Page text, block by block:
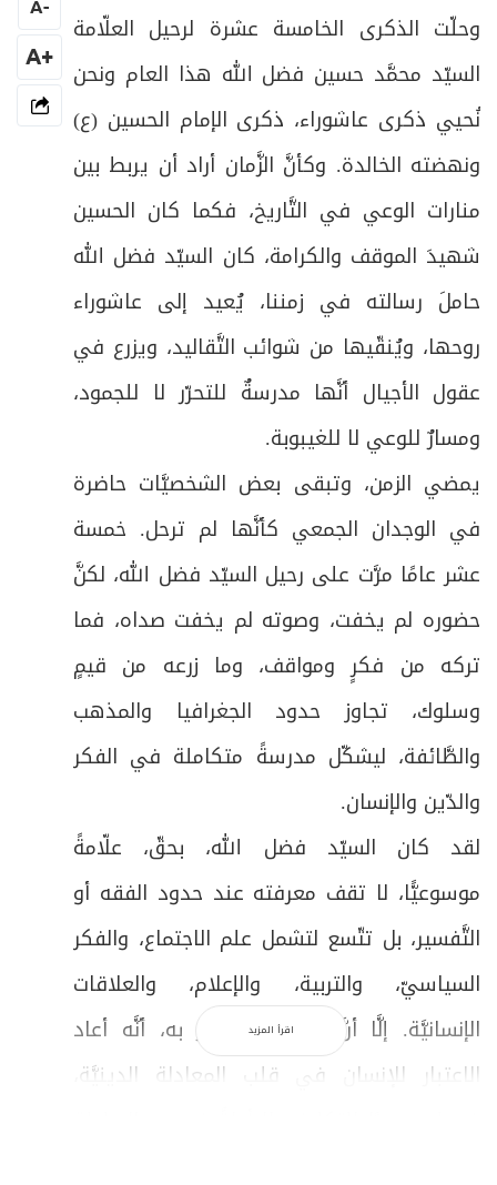
وحلّت الذكرى الخامسة عشرة لرحيل العلّامة
السيّد محمَّد حسين فضل الله هذا العام ونحن
نُحيي ذكرى عاشوراء، ذكرى الإمام الحسين (ع)
ونهضته الخالدة. وكأنَّ الزَّمان أراد أن يربط بين
منارات الوعي في التَّاريخ، فكما كان الحسين
شهيدَ الموقف والكرامة، كان السيّد فضل الله
حاملَ رسالته في زمننا، يُعيد إلى عاشوراء
روحها، ويُنقّيها من شوائب التَّقاليد، ويزرع في
عقول الأجيال أنَّها مدرسةٌ للتحرّر لا للجمود،
ومسارٌ للوعي لا للغيبوبة.
يمضي الزمن، وتبقى بعض الشخصيَّات حاضرة
في الوجدان الجمعي كأنَّها لم ترحل. خمسة
عشر عامًا مرَّت على رحيل السيّد فضل الله، لكنَّ
حضوره لم يخفت، وصوته لم يخفت صداه، فما
تركه من فكرٍ ومواقف، وما زرعه من قيمٍ
وسلوك، تجاوز حدود الجغرافيا والمذهب
والطَّائفة، ليشكّل مدرسةً متكاملة في الفكر
والدّين والإنسان.
لقد كان السيّد فضل الله، بحقّ، علّامةً
موسوعيًّا، لا تقف معرفته عند حدود الفقه أو
التَّفسير، بل تتّسع لتشمل علم الاجتماع، والفكر
السياسيّ، والتربية، والإعلام، والعلاقات
الإنسانيَّة. إلَّا أنَّ أعظم ما تميّز به، أنَّه أعاد
الاعتبار للإنسان في قلب المعادلة الدينيَّة،
اقرأ المزيد
-
A
+A